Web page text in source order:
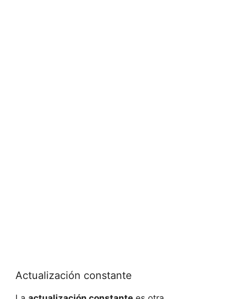
Actualización constante